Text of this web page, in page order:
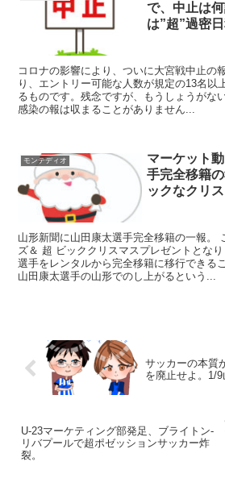
で、中止は
は”超”過密日
コロナの影響により、ついに大宮戦中止の
り、エントリー可能な人数が規定の13名以
るものです。残念ですが、もうしょうがな
感染の報は収まることがありません...
モンテディオ
マーケット
手完全移籍
ックなクリ
山形新聞に山田康太選手完全移籍の一報。
ズ＆ 超 ビッククリスマスプレゼントとな
選手をレンタルから完全移籍に移行できる
山田康太選手の山形でのし上がるという...
サッカーの本質
を廃止せよ。1/9
U-23マーケティング部発足、ブライトン-
リバプールで超ポゼッションサッカー炸
裂。